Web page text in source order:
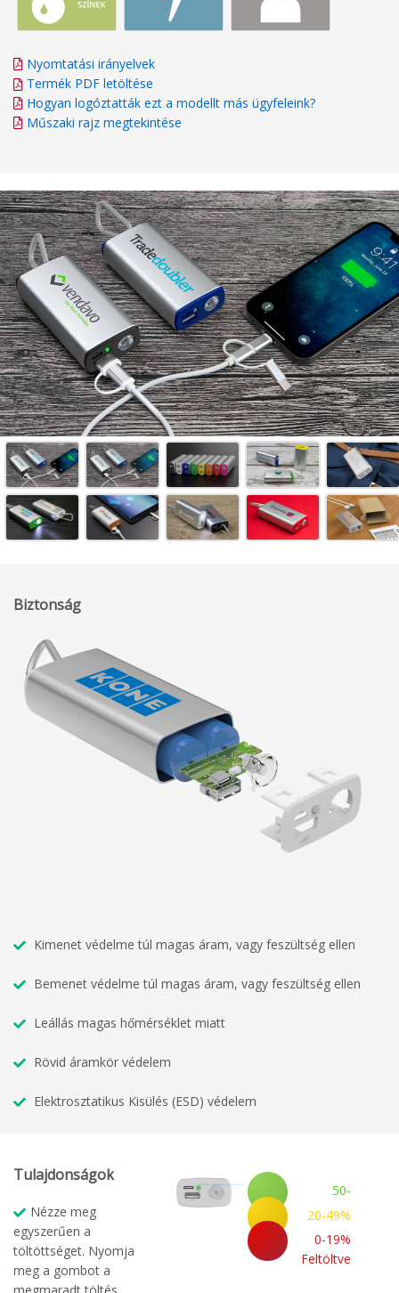
Nyomtatási irányelvek
Termék PDF letöltése
Hogyan logóztatták ezt a modellt más ügyfeleink?
Műszaki rajz megtekintése
Biztonság
Kimenet védelme túl magas áram, vagy feszültség ellen
Bemenet védelme túl magas áram, vagy feszültség ellen
Leállás magas hőmérséklet miatt
Rövid áramkör védelem
Elektrosztatikus Kisülés (ESD) védelem
Tulajdonságok
Nézze meg
egyszerűen a
töltöttséget. Nyomja
meg a gombot a
50-
100%
20-49%
Feltöltve
0-19%
Feltöltve